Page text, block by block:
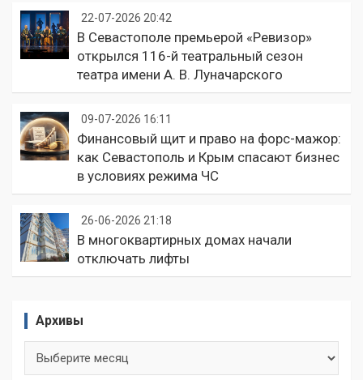
22-07-2026 20:42
В Севастополе премьерой «Ревизор»
открылся 116-й театральный сезон
театра имени А. В. Луначарского
09-07-2026 16:11
Финансовый щит и право на форс-мажор:
как Севастополь и Крым спасают бизнес
в условиях режима ЧС
26-06-2026 21:18
В многоквартирных домах начали
отключать лифты
Архивы